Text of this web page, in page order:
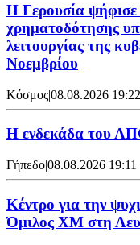
Η Γερουσία ψήφισε
χρηματοδότησης
λειτουργίας της
Νοεμβρίου
Κόσμος|08.08.2026 19:22
Η ενδεκάδα του
Γήπεδο|08.08.2026 19:11
Κέντρο για την
Όμιλος XM στη